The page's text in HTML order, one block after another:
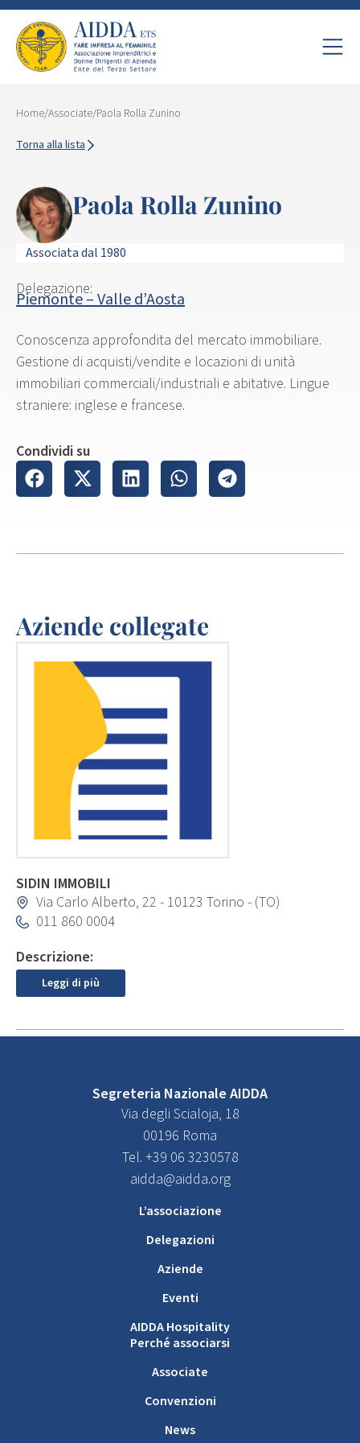
Home/Associate/Paola Rolla Zunino
Torna alla lista
Paola Rolla Zunino
Associata dal 1980
Delegazione:
Piemonte – Valle d’Aosta
Conoscenza approfondita del mercato immobiliare.
Gestione di acquisti/vendite e locazioni di unità
immobiliari commerciali/industriali e abitative. Lingue
straniere: inglese e francese.
Condividi su
Aziende collegate
SIDIN IMMOBILI
Via Carlo Alberto, 22 - 10123 Torino - (TO)
011 860 0004
Descrizione:
Leggi di più
Segreteria Nazionale AIDDA
Via degli Scialoja, 18
00196 Roma
Tel. +39 06 3230578
aidda@aidda.org
L’associazione
Delegazioni
Aziende
Eventi
AIDDA Hospitality
Perché associarsi
Associate
Convenzioni
News